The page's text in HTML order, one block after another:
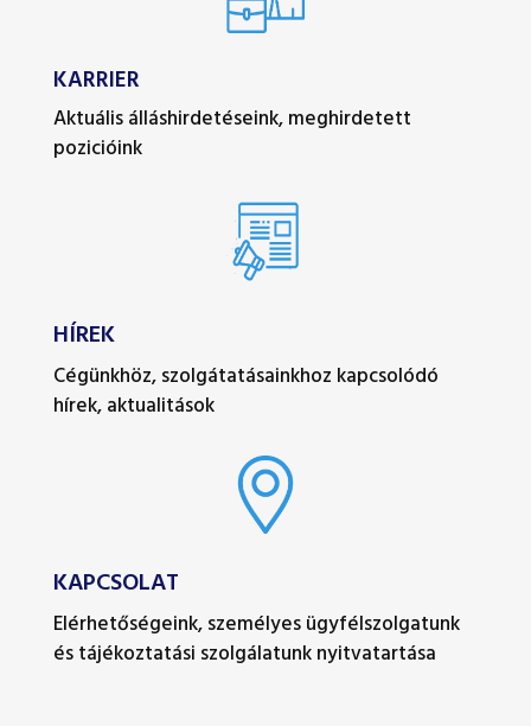
KARRIER
Aktuális álláshirdetéseink, meghirdetett
pozicióink
HÍREK
Cégünkhöz, szolgátatásainkhoz kapcsolódó
hírek, aktualitások
KAPCSOLAT
Elérhetőségeink, személyes ügyfélszolgatunk
és tájékoztatási szolgálatunk nyitvatartása